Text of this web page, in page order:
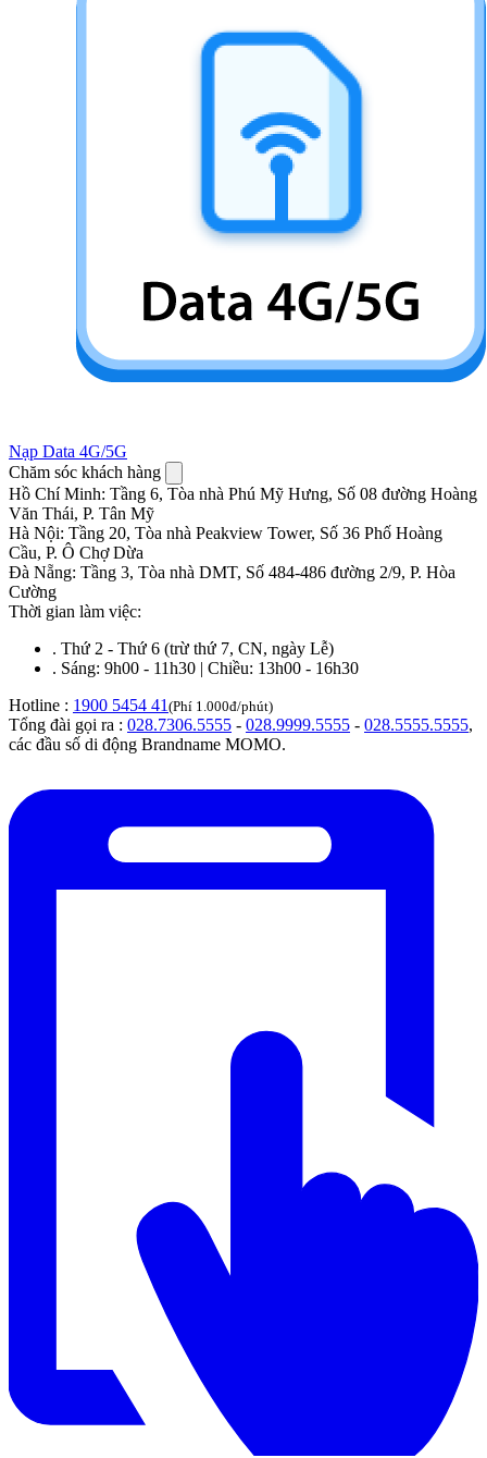
Nạp Data 4G/5G
Chăm sóc khách hàng
Hồ Chí Minh: Tầng 6, Tòa nhà Phú Mỹ Hưng, Số 08 đường Hoàng
Văn Thái, P. Tân Mỹ
Hà Nội: Tầng 20, Tòa nhà Peakview Tower, Số 36 Phố Hoàng
Cầu, P. Ô Chợ Dừa
Đà Nẵng: Tầng 3, Tòa nhà DMT, Số 484-486 đường 2/9, P. Hòa
Cường
Thời gian làm việc:
. Thứ 2 - Thứ 6 (trừ thứ 7, CN, ngày Lễ)
. Sáng: 9h00 - 11h30 | Chiều: 13h00 - 16h30
Hotline : 1900 5454 41 (Phí 1.000đ/phút)
Tổng đài gọi ra : 028.7306.5555 - 028.9999.5555 - 028.5555.5555,
các đầu số di động Brandname MOMO.